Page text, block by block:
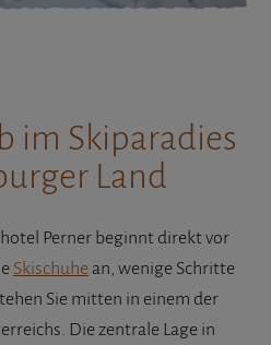
im Skiparadies
Land
Perner beginnt direkt vor
Skischuhe an, wenige Schritte
Sie mitten in einem der
Die zentrale Lage in